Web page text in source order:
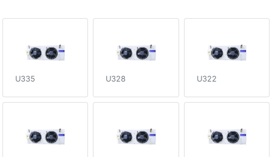
U335 U328 U322